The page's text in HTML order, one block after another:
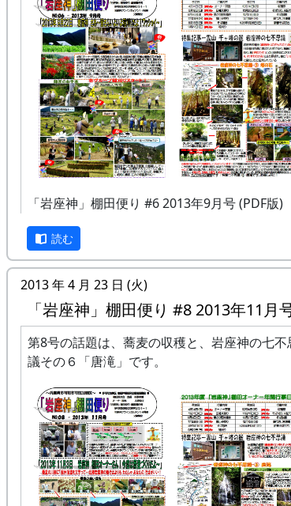
ります。
SWOT 分析は、組織のビジョンや戦略を企画
する際に利用する現状分析の手法で、さまざ
要素をS（強み）、W（弱み）、O（機会）、
（脅威） の四つに分類してマトリックス表
とめるものです。これによって問題点が整理
て、解決策を見つけやすくなります。また、
する作業を通じて、関係者が問題意識を共有
るというメリットもあります。
SWOT の分類作業においては、SとWは内在的要
因、OとT
す。すなわち、組織内で改善することが出来る
因と、組織内だけでは変えることが出来ない
とを分けて考えるのがポイントです。
「岩座神」棚田便り #6 2013年9月号 (PDF版)
読む
2013 年 4 月 23 日 (火)
「岩座神」棚田便り #8 2013年11月
第8号の話題は、蕎麦の収穫と、岩座神の七不
議その６「唐滝」です。